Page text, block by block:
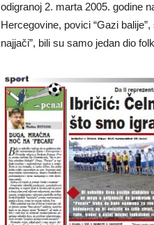
odigranoj 2. marta 2005. godine
Hercegovine, povici “Gazi
najjači”, bili su samo jedan dio